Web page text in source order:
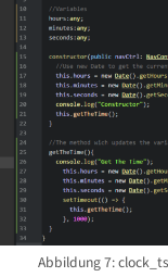
Abbildung 7: clock_ts